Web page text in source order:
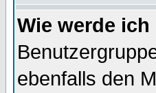
Wie werde
ebenfalls den